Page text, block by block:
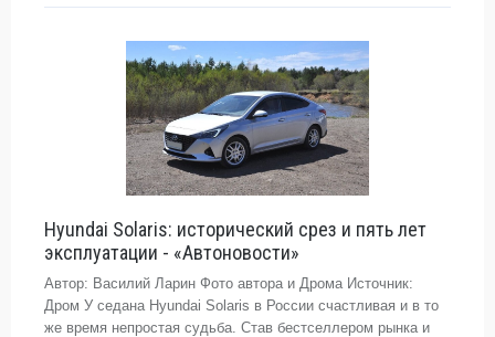
Hyundai Solaris: исторический срез и пять лет
эксплуатации - «Автоновости»
Автор: Василий Ларин Фото автора и Дрома Источник:
Дром У седана Hyundai Solaris в России счастливая и в то
же время непростая судьба. Став бестселлером рынка и